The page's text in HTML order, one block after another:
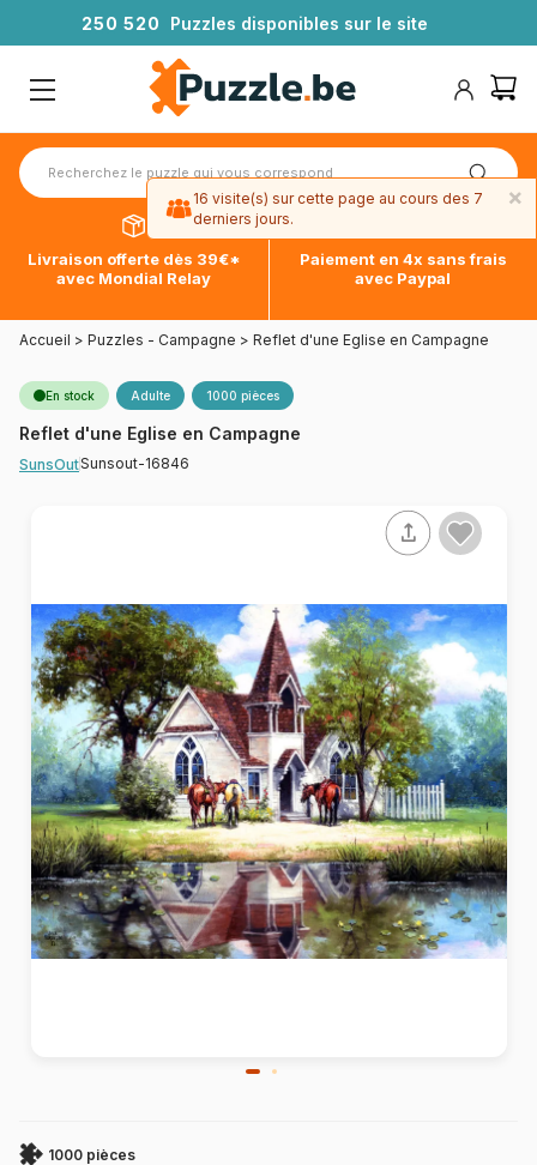
250 520 Puzzles disponibles sur le site
Livraison offerte dès 39€*
avec Mondial Relay
Paiement en 4x sans frais
avec Paypal
Accueil > Puzzles - Campagne > Reflet d'une Eglise en Campagne
En stock Adulte 1000 pièces
Reflet d'une Eglise en Campagne
SunsOutSunsout-16846
1000 pièces
×
16 visite(s) sur cette page au cours des 7
derniers jours.